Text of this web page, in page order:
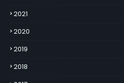
2021
2020
2019
2018